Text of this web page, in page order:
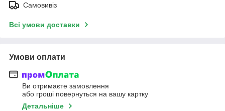
Самовивіз
Всі умови доставки
Умови оплати
Ви отримаєте замовлення
або гроші повернуться на вашу картку
Детальніше